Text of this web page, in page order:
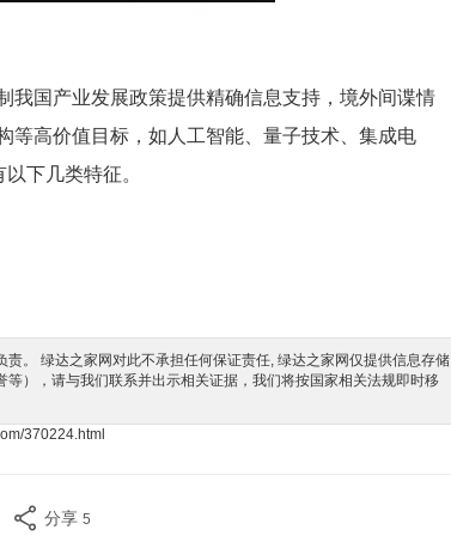
我国产业发展政策提供精确信息支持，境外间谍情
等高价值目标，如人工智能、量子技术、集成电
下几类特征。
。 绿达之家网对此不承担任何保证责任, 绿达之家网仅提供信息存储
），请与我们联系并出示相关证据，我们将按国家相关法规即时移
370224.html
分享 5